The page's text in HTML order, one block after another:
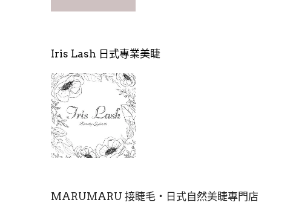
Iris Lash 日式專業美睫
MARUMARU 接睫毛・日式自然美睫專門店​